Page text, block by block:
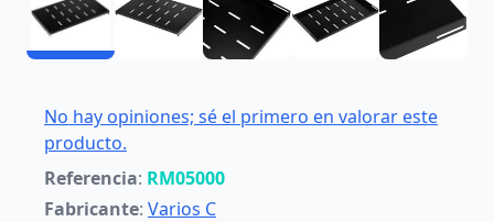
No hay opiniones; sé el primero en valorar este
producto.
Referencia: RM05000
Fabricante: Varios C